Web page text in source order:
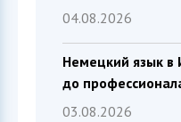
04.08.2026
Немецкий язык
до
03.08.2026